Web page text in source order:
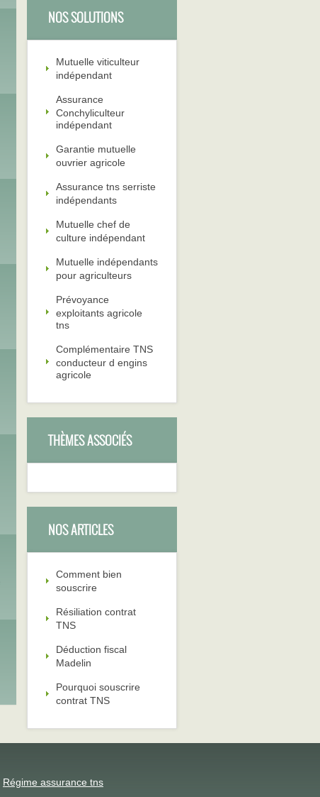
NOS SOLUTIONS
Mutuelle viticulteur
indépendant
Assurance
Conchyliculteur
indépendant
Garantie mutuelle
ouvrier agricole
Assurance tns serriste
indépendants
Mutuelle chef de
culture indépendant
Mutuelle indépendants
pour agriculteurs
Prévoyance
exploitants agricole
tns
Complémentaire TNS
conducteur d engins
agricole
THÈMES ASSOCIÉS
NOS ARTICLES
Comment bien
souscrire
Résiliation contrat
TNS
Déduction fiscal
Madelin
Pourquoi souscrire
contrat TNS
Régime assurance tns